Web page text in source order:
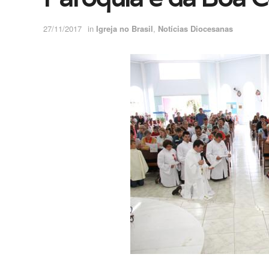
27/11/2017 in Igreja no Brasil, Notícias Diocesanas